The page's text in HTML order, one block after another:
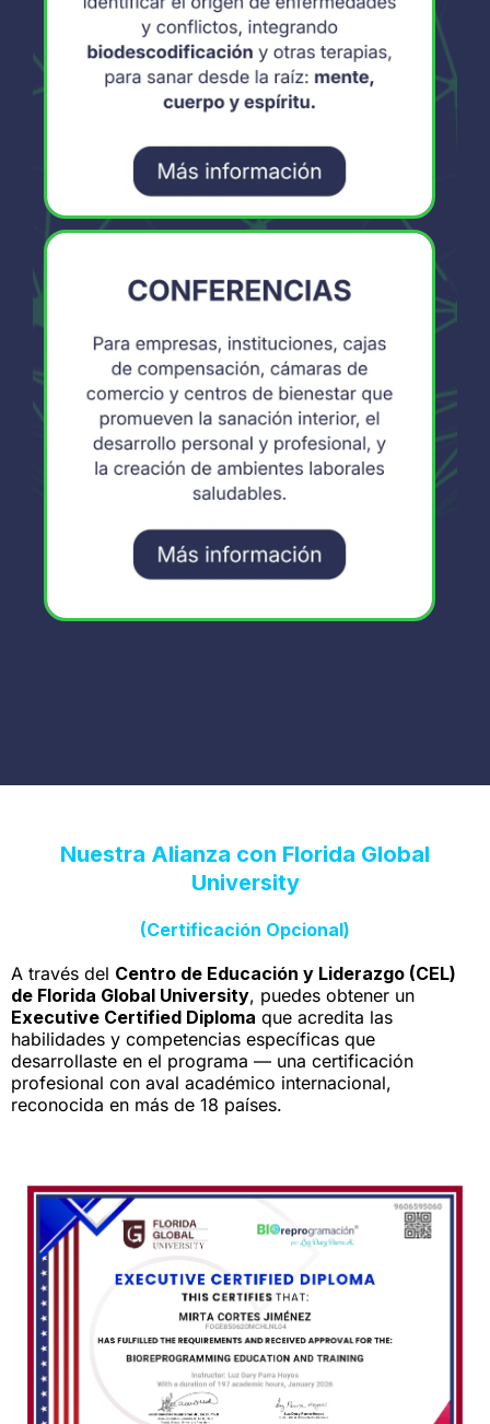
Nuestra Alianza con Florida Global
University
(Certificación Opcional)
A través del Centro de Educación y Liderazgo (CEL)
de Florida Global University, puedes obtener un
Executive Certified Diploma que acredita las
habilidades y competencias específicas que
desarrollaste en el programa — una certificación
profesional con aval académico internacional,
reconocida en más de 18 países.